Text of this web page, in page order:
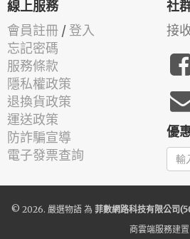
線上服務
會員註冊 / 登入
忘記密碼
服務條款
隱私權政策
退換貨政策
運送政策
防詐騙宣導
電子發票查詢
社
接
優
© 2026. 嚴選物語為 菲數網路科技有限公司
商雲端服務建置